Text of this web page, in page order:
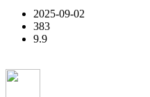
2025-09-02
383
9.9